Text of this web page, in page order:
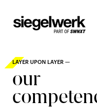
LAYER UPON LAYER —
our